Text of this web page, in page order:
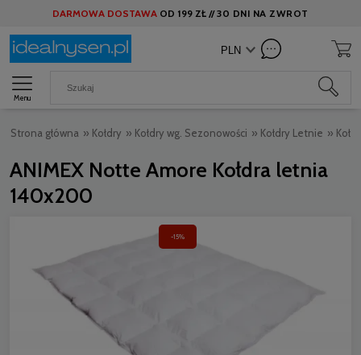
DARMOWA DOSTAWA OD 199 ZŁ //30 DNI NA ZWROT
Menu
Strona główna » Kołdry » Kołdry wg. Sezonowości » Kołdry Letnie »
ANIMEX Notte Amore Kołdra letnia
140x200
-15%